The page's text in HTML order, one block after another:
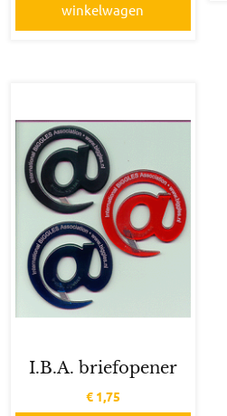
winkelwagen
I.B.A. briefopener
€1,75